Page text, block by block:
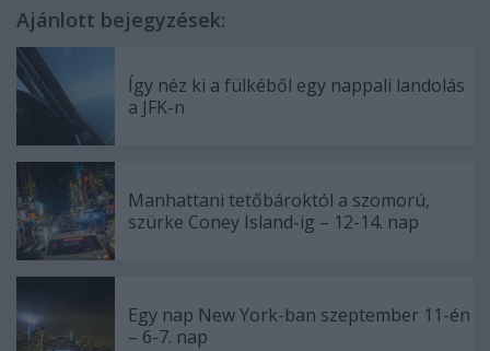
Ajánlott bejegyzések:
Így néz ki a fülkéből egy nappali landolás
a JFK-n
Manhattani tetőbároktól a szomorú,
szürke Coney Island-ig – 12-14. nap
Egy nap New York-ban szeptember 11-én
– 6-7. nap